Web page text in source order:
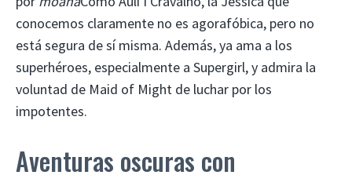
conocemos claramente no es agorafóbica, pero no
está segura de sí misma. Además, ya ama a los
superhéroes, especialmente a Supergirl, y admira la
voluntad de Maid of Might de luchar por los
impotentes.
Aventuras oscuras con